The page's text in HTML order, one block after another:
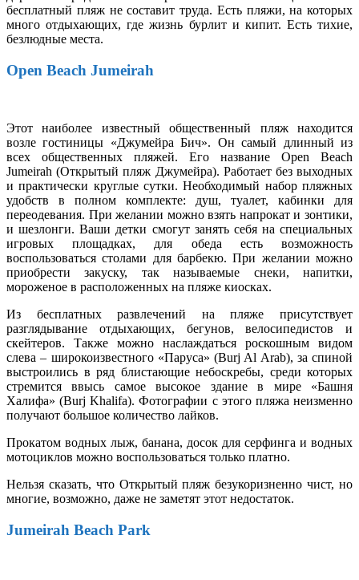
бесплатный пляж не составит труда. Есть пляжи, на которых
много отдыхающих, где жизнь бурлит и кипит. Есть тихие,
безлюдные места.
Open Beach Jumeirah
Этот наиболее известный общественный пляж находится
возле гостиницы «Джумейра Бич». Он самый длинный из
всех общественных пляжей. Его название Open Beach
Jumeirah (Открытый пляж Джумейра). Работает без выходных
и практически круглые сутки. Необходимый набор пляжных
удобств в полном комплекте: душ, туалет, кабинки для
переодевания. При желании можно взять напрокат и зонтики,
и шезлонги. Ваши детки смогут занять себя на специальных
игровых площадках, для обеда есть возможность
воспользоваться столами для барбекю. При желании можно
приобрести закуску, так называемые снеки, напитки,
мороженое в расположенных на пляже киосках.
Из бесплатных развлечений на пляже присутствует
разглядывание отдыхающих, бегунов, велосипедистов и
скейтеров. Также можно наслаждаться роскошным видом
слева – широкоизвестного «Паруса» (Burj Al Arab), за спиной
выстроились в ряд блистающие небоскребы, среди которых
стремится ввысь самое высокое здание в мире «Башня
Халифа» (Burj Khalifa). Фотографии с этого пляжа неизменно
получают большое количество лайков.
Прокатом водных лыж, банана, досок для серфинга и водных
мотоциклов можно воспользоваться только платно.
Нельзя сказать, что Открытый пляж безукоризненно чист, но
многие, возможно, даже не заметят этот недостаток.
Jumeirah Beach Park